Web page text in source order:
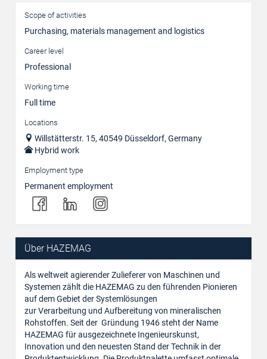
Scope of activities
Purchasing, materials management and logistics
Career level
Professional
Working time
Full time
Locations
Willstätterstr. 15, 40549 Düsseldorf, Germany
Hybrid work
Employment type
Permanent employment
Über HAZEMAG
Als weltweit agierender Zulieferer von Maschinen und
Systemen zählt die HAZEMAG zu den führenden Pionieren
auf dem Gebiet der Systemlösungen
zur Verarbeitung und Aufbereitung von mineralischen
Rohstoffen. Seit der Gründung 1946 steht der Name
HAZEMAG für ausgezeichnete Ingenieurskunst,
Innovation und den neuesten Stand der Technik in der